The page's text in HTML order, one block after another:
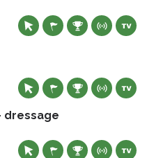
dressage